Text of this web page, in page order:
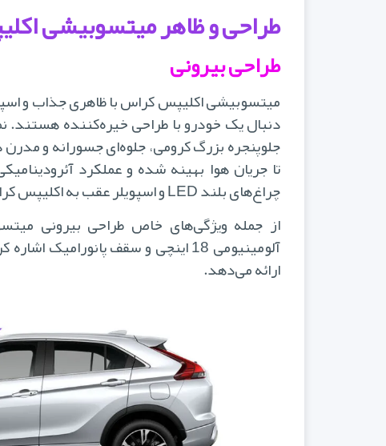
طراحی و ظاهر میتسوبیشی
طراحی بیرونی
میتسوبیشی اکلیپس کراس با ظاهری جذاب و
جلوپنجره بزرگ کرومی، جلوه‌ای جسورانه و
تا جریان هوا بهینه شده و عملکرد
چراغ‌های بلند LED و اسپویلر عقب به اکلیپس کراس ظاهری اسپرت و پویا می‌بخشد.
از جمله ویژگی‌های خاص طراحی بیرونی
آلومینیومی 18 اینچی و سقف
ارائه می‌دهد.